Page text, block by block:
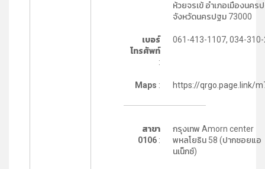
ห้วยจรเข้ อำเภอเมืองนคร
จังหวัดนครปฐม 73000
เบอร์
โทรศัพท์
:
061-413-1107, 034-
Maps : https://qrgo.page.link/
สาขา
0106:
กรุงเทพ Amorn center
พหลโยธิน 58 (ปากซอยแอ
นเน็กซ์)